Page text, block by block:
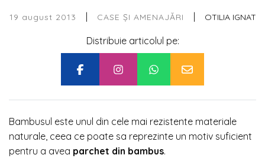
19 august 2013 CASE ȘI AMENAJĂRI OTILIA IGNAT
Distribuie articolul pe:
Bambusul este unul din cele mai rezistente materiale
naturale, ceea ce poate sa reprezinte un motiv suficient
pentru a avea parchet din bambus.